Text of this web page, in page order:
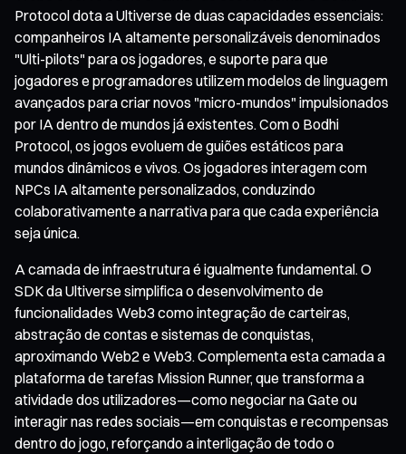
Protocol dota a Ultiverse de duas capacidades essenciais:
companheiros IA altamente personalizáveis denominados
"Ulti-pilots" para os jogadores, e suporte para que
jogadores e programadores utilizem modelos de linguagem
avançados para criar novos "micro-mundos" impulsionados
por IA dentro de mundos já existentes. Com o Bodhi
Protocol, os jogos evoluem de guiões estáticos para
mundos dinâmicos e vivos. Os jogadores interagem com
NPCs IA altamente personalizados, conduzindo
colaborativamente a narrativa para que cada experiência
seja única.
A camada de infraestrutura é igualmente fundamental. O
SDK da Ultiverse simplifica o desenvolvimento de
funcionalidades Web3 como integração de carteiras,
abstração de contas e sistemas de conquistas,
aproximando Web2 e Web3. Complementa esta camada a
plataforma de tarefas Mission Runner, que transforma a
atividade dos utilizadores—como negociar na Gate ou
interagir nas redes sociais—em conquistas e recompensas
dentro do jogo, reforçando a interligação de todo o